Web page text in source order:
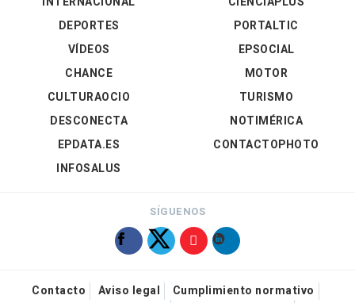
DEPORTES
VÍDEOS
PORTALTIC
EPSOCIAL
CHANCE
CULTURAOCIO
DESCONECTA
EPDATA.ES
INFOSALUS
MOTOR
TURISMO
NOTIMÉRICA
CONTACTOPHOTO
SÍGUENOS
Contacto Aviso legal
Cumplimiento normativo